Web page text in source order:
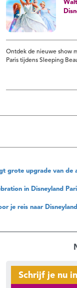
Ontdek de nieuwe show
Paris tijdens Sleeping
grote upgrade van de
in Disneyland
je reis naar
Schrijf je nu